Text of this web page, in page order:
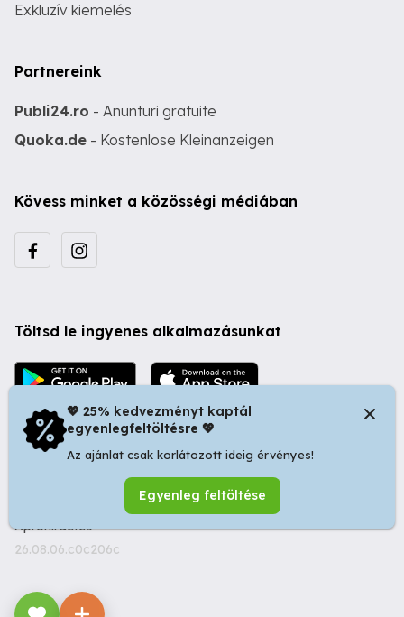
Exkluzív kiemelés
Partnereink
Publi24.ro - Anunturi gratuite
Quoka.de - Kostenlose Kleinanzeigen
Kövess minket a közösségi médiában
Töltsd le ingyenes alkalmazásunkat
© 2026 Startapró S.R.L. | Bulevardul Dacia nr 34, Oradea
410346, Romania | Tax ID: RO44483373 -
Ingyenes
Apróhirdetés
26.08.06.c0c206c
💖 25% kedvezményt kaptál
egyenlegfeltöltésre 💖
Az ajánlat csak korlátozott ideig érvényes!
Egyenleg feltöltése